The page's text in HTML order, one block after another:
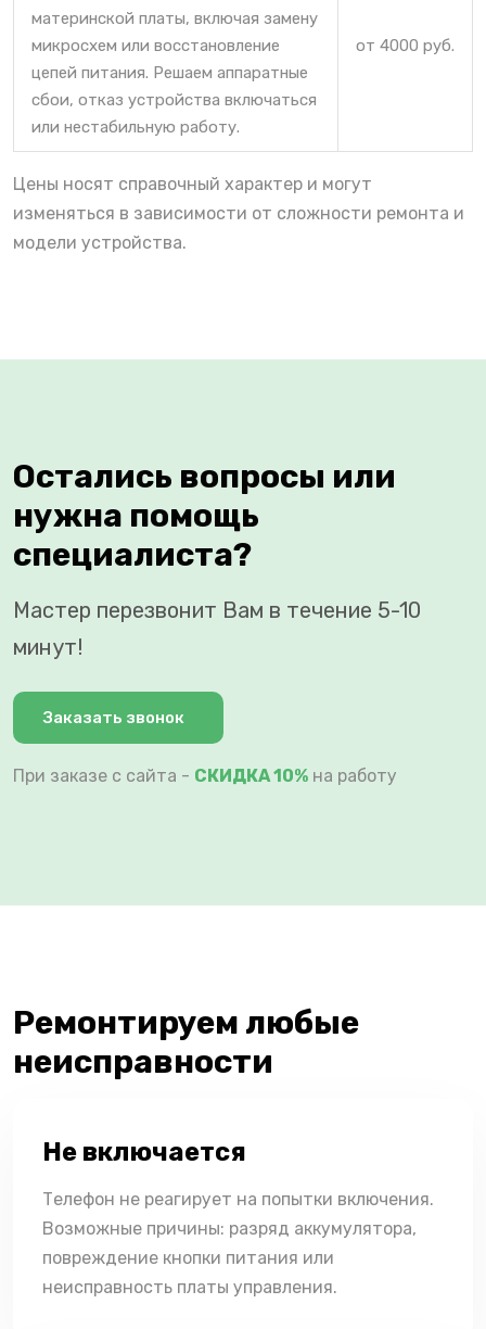
материнской платы, включая замену
микросхем или восстановление
цепей питания. Решаем аппаратные
сбои, отказ устройства включаться
или нестабильную работу.
от 4000 руб.
Цены носят справочный характер и могут
изменяться в зависимости от сложности ремонта и
модели устройства.
Остались вопросы или
нужна помощь
специалиста?
Мастер перезвонит Вам в течение 5-10
минут!
Заказать звонок
При заказе с сайта - СКИДКА 10% на работу
Ремонтируем любые
неисправности
Не включается
Телефон не реагирует на попытки включения.
Возможные причины: разряд аккумулятора,
повреждение кнопки питания или
неисправность платы управления.